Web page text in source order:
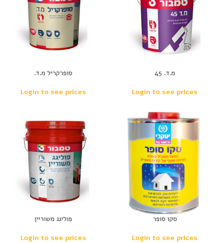
מ.ד. 45
Login to see prices
סופרקריל מ.ד.
Login to see prices
סקו סופר
Login to see prices
פוליגג משוריין
Login to see prices